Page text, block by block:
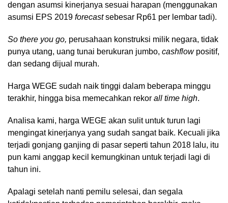
dengan asumsi kinerjanya sesuai harapan (menggunakan
asumsi EPS 2019 forecastsebesar Rp61 per lembar tadi).
So there you go, perusahaan konstruksi milik negara, tidak
punya utang, uang tunai berukuran jumbo, cashflowpositif,
dan sedang dijual murah.
Harga WEGE sudah naik tinggi dalam beberapa minggu
terakhir, hingga bisa memecahkan rekor all time high.
Analisa kami, harga WEGE akan sulit untuk turun lagi
mengingat kinerjanya yang sudah sangat baik. Kecuali jika
terjadi gonjang ganjing di pasar seperti tahun 2018 lalu, itu
pun kami anggap kecil kemungkinan untuk terjadi lagi di
tahun ini.
Apalagi setelah nanti pemilu selesai, dan segala